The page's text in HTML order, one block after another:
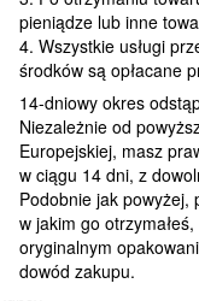
pieniądze lub inne
4. Wszystkie usługi
środków są opłacane
14-dniowy okres
Niezależnie od
Europejskiej, masz
w ciągu 14 dni, z
Podobnie jak powyżej,
w jakim go
oryginalnym
dowód zakupu.